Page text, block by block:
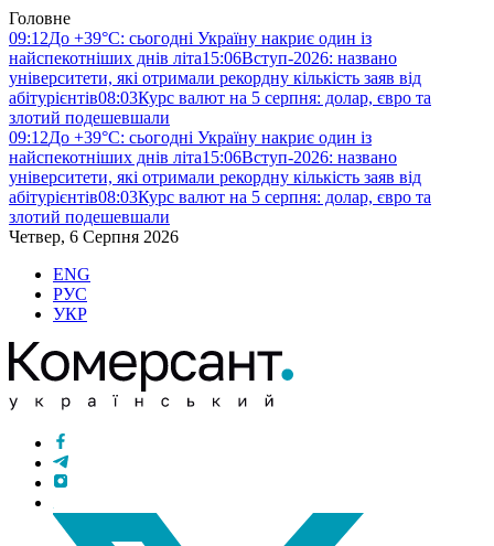
Головне
09:12До +39°C: сьогодні Україну накриє один із
найспекотніших днів літа15:06Вступ-2026: названо
університети, які отримали рекордну кількість заяв від
абітурієнтів08:03Курс валют на 5 серпня: долар, євро та
злотий подешевшали
09:12До +39°C: сьогодні Україну накриє один із
найспекотніших днів літа15:06Вступ-2026: названо
університети, які отримали рекордну кількість заяв від
абітурієнтів08:03Курс валют на 5 серпня: долар, євро та
злотий подешевшали
Четвер, 6 Серпня 2026
ENG
РУС
УКР